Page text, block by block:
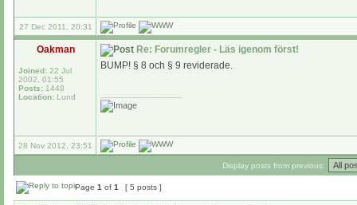
27 Dec 2011, 20:31
Oakman
Joined: 22 Jul
2002, 01:55
Posts: 1448
Location: Lund
Re: Forumregler - Läs igenom först!
BUMP! § 8 och § 9 reviderade.
28 Nov 2012, 23:51
Display posts from previous:
Page 1 of 1 [ 5 posts ]